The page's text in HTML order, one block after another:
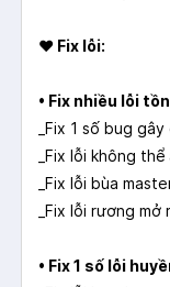
♥ Fix lỗi:
• Fix nhiều lỗi
_Fix 1 số bug gây
_Fix lỗi không
_Fix lỗi bùa
_Fix lỗi rương
• Fix 1 số lỗi